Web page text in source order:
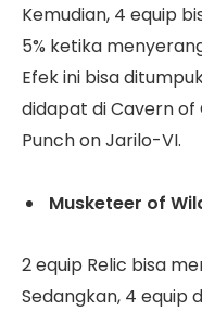
Kemudian, 4 equip
5% ketika
Efek ini bisa
didapat di Cavern
Punch on Jarilo-VI.
Musketeer of
2 equip Relic bisa
Sedangkan, 4 equip